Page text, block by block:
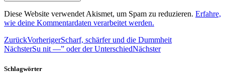
Diese Website verwendet Akismet, um Spam zu reduzieren. Erfahre,
wie deine Kommentardaten verarbeitet werden.
ZurückVorherigerScharf, schärfer und die Dummheit
NächsterSu nit —” oder der UnterschiedNächster
Schlagwörter